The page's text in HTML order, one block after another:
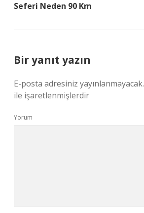
Seferi Neden 90 Km
Bir yanıt yazın
E-posta adresiniz yayınlanmayacak.
ile işaretlenmişlerdir
Yorum